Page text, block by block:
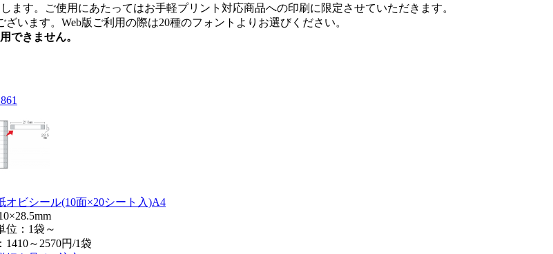
す。ご使用にあたってはお手軽プリント対応商品への印刷に限定させていただきます。
います。Web版ご利用の際は20種のフォントよりお選びください。
できません。
オビシール(10面×20シート入)A4
位：1袋～
1410～2570円/1袋